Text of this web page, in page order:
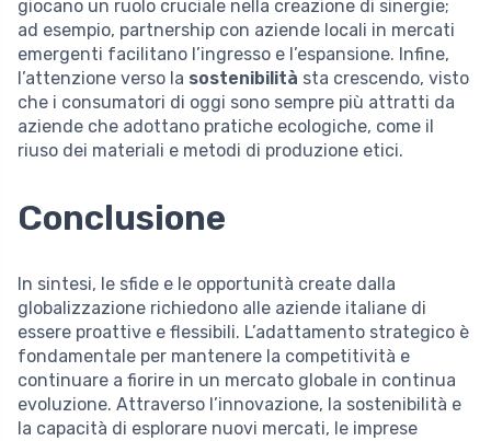
giocano un ruolo cruciale nella creazione di sinergie;
ad esempio, partnership con aziende locali in mercati
emergenti facilitano l’ingresso e l’espansione. Infine,
l’attenzione verso la sostenibilità sta crescendo, visto
che i consumatori di oggi sono sempre più attratti da
aziende che adottano pratiche ecologiche, come il
riuso dei materiali e metodi di produzione etici.
Conclusione
In sintesi, le sfide e le opportunità create dalla
globalizzazione richiedono alle aziende italiane di
essere proattive e flessibili. L’adattamento strategico è
fondamentale per mantenere la competitività e
continuare a fiorire in un mercato globale in continua
evoluzione. Attraverso l’innovazione, la sostenibilità e
la capacità di esplorare nuovi mercati, le imprese